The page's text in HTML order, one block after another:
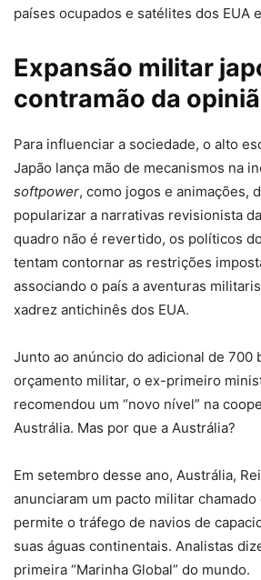
países ocupados e satélites dos EUA
Expansão militar
contramão da
Para influenciar a sociedade, o alto
Japão lança mão de mecanismos na
softpower, como jogos e animações,
popularizar a narrativas revisionista
quadro não é revertido, os políticos
tentam contornar as restrições
associando o país a aventuras
xadrez antichinês dos EUA.
Junto ao anúncio do adicional de 700
orçamento militar, o ex-primeiro
recomendou um “novo nível” na
Austrália. Mas por que a Austrália?
Em setembro desse ano, Austrália,
anunciaram um pacto militar chamado
permite o tráfego de navios de
suas águas continentais. Analistas
primeira “Marinha Global” do mundo.